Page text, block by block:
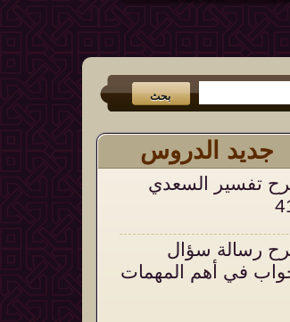
من جديد الكتب (عشر وصايا وتوجيهات في الشدائد
جديد الدروس
تفسير السعدي
رسالة سؤال
في أهم المهمات